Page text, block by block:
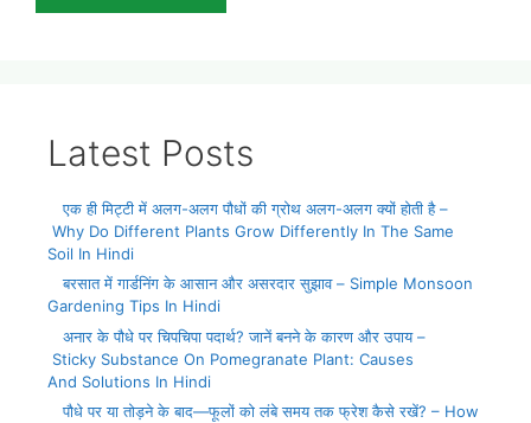
Latest Posts
एक ही मिट्टी में अलग-अलग पौधों की ग्रोथ अलग-अलग क्यों होती है –
Why Do Different Plants Grow Differently In The Same
Soil In Hindi
बरसात में गार्डनिंग के आसान और असरदार सुझाव – Simple Monsoon
Gardening Tips In Hindi
अनार के पौधे पर चिपचिपा पदार्थ? जानें बनने के कारण और उपाय –
Sticky Substance On Pomegranate Plant: Causes
And Solutions In Hindi
पौधे पर या तोड़ने के बाद—फूलों को लंबे समय तक फ्रेश कैसे रखें? – How